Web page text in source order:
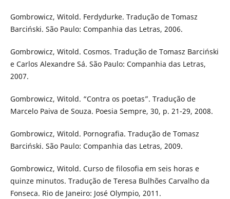
Gombrowicz, Witold. Ferdydurke. Tradução de Tomasz
Barciński. São Paulo: Companhia das Letras, 2006.
Gombrowicz, Witold. Cosmos. Tradução de Tomasz Barciński
e Carlos Alexandre Sá. São Paulo: Companhia das Letras,
2007.
Gombrowicz, Witold. “Contra os poetas”. Tradução de
Marcelo Paiva de Souza. Poesia Sempre, 30, p. 21-29, 2008.
Gombrowicz, Witold. Pornografia. Tradução de Tomasz
Barciński. São Paulo: Companhia das Letras, 2009.
Gombrowicz, Witold. Curso de filosofia em seis horas e
quinze minutos. Tradução de Teresa Bulhões Carvalho da
Fonseca. Rio de Janeiro: José Olympio, 2011.